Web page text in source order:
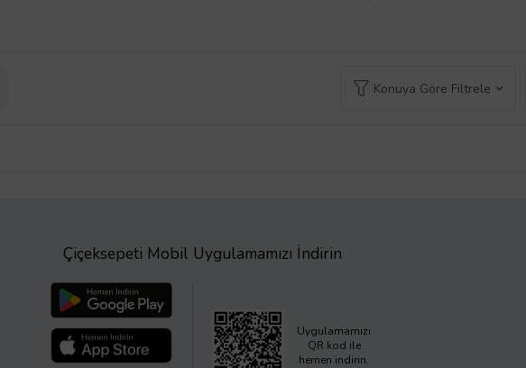
Konuya Göre Filtrele
Çiçeksepeti Mobil Uygulamamızı İndirin
Uygulamamızı
QR kod ile
hemen indirin.